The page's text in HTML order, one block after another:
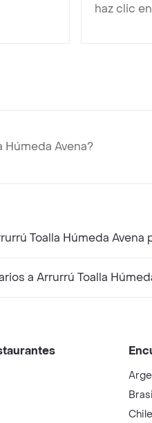
haz clic
Húmeda Avena?
Toalla Húmeda
a Arrurrú Toalla
Chile